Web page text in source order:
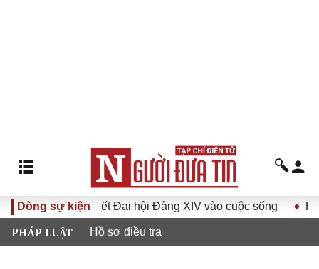
Dòng sự kiện
quyết Đại hội Đảng XIV vào cuộc sống Hướng tới
PHÁP LUẬT Hồ sơ điều tra